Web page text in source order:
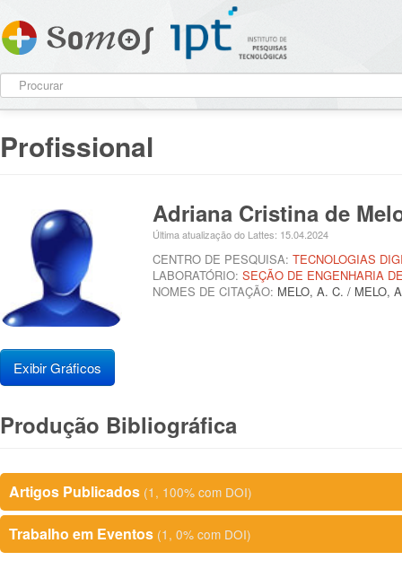
Profissional
Adriana Cristina de
Última atualização do Lattes: 15.04.2024
CENTRO DE PESQUISA: TECNOLOGIAS
LABORATÓRIO: SEÇÃO DE ENGENHARIA
NOMES DE CITAÇÃO: MELO, A. C. / MELO,
Exibir Gráficos
Produção Bibliográfica
Artigos Publicados (1, 100% com DOI)
Trabalho em Eventos (1, 0% com DOI)